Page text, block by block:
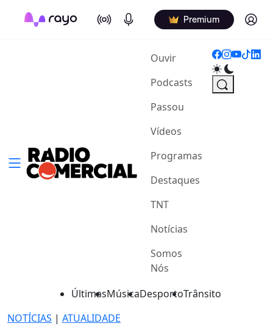
On Air Podcasts Premium Log in
Ouvir(current)
Podcasts
Passou
Vídeos
Programas
Destaques
TNT
Notícias
Somos
Nós
ÚltimasMúsicaDesportoTrânsito
NOTÍCIAS | ATUALIDADE